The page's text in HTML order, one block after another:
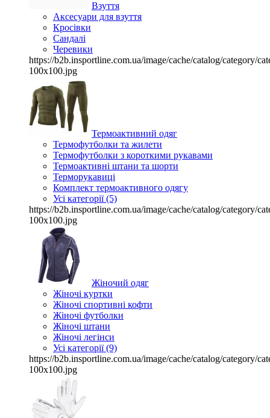
Взуття
Аксесуари для взуття
Кросівки
Сандалі
Черевики
https://b2b.insportline.com.ua/image/cache/catalog/category/
100x100.jpg
Термоактивний одяг
Термофутболки та жилети
Термофутболки з короткими рукавами
Термоактивні штани та шорти
Терморукавиці
Комплект термоактивного одягу
Усі категорії (5)
https://b2b.insportline.com.ua/image/cache/catalog/category/
100x100.jpg
Жіночий одяг
Жіночі куртки
Жіночі спортивні кофти
Жіночі футболки
Жіночі штани
Жіночі легінси
Усі категорії (9)
https://b2b.insportline.com.ua/image/cache/catalog/category/
100x100.jpg